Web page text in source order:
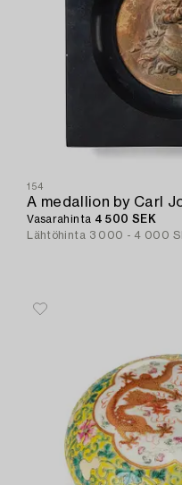
154
Vasarahinta 4 500 SEK
Lähtöhinta 3 000 - 4 000